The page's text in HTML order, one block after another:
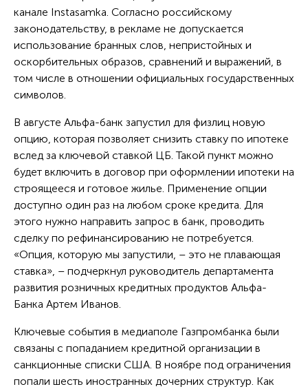
канале Instasamka. Согласно российскому
законодательству, в рекламе не допускается
использование бранных слов, непристойных и
оскорбительных образов, сравнений и выражений, в
том числе в отношении официальных государственных
символов.
В августе Альфа-банк запустил для физлиц новую
опцию, которая позволяет снизить ставку по ипотеке
вслед за ключевой ставкой ЦБ. Такой пункт можно
будет включить в договор при оформлении ипотеки на
строящееся и готовое жилье. Применение опции
доступно один раз на любом сроке кредита. Для
этого нужно направить запрос в банк, проводить
сделку по рефинансированию не потребуется.
«Опция, которую мы запустили, – это не плавающая
ставка», – подчеркнул руководитель департамента
развития розничных кредитных продуктов Альфа-
Банка Артем Иванов.
Ключевые события в медиаполе Газпромбанка были
связаны с попаданием кредитной организации в
санкционные списки США. В ноябре под ограничения
попали шесть иностранных дочерних структур. Как